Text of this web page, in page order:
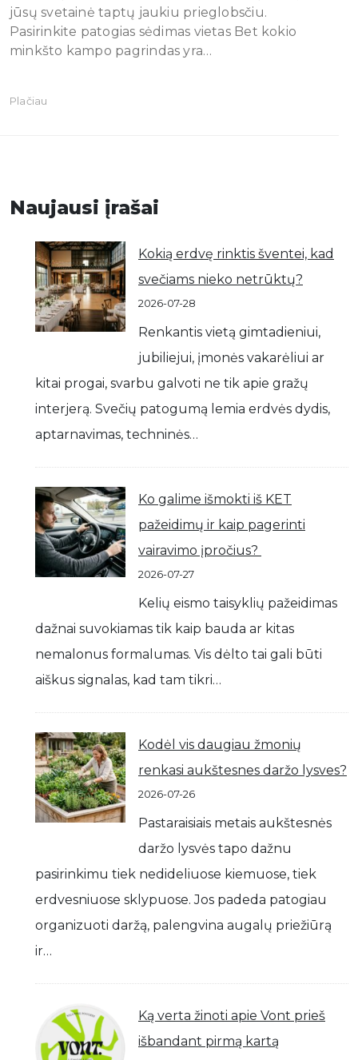
jūsų svetainė taptų jaukiu prieglobsčiu.
Pasirinkite patogias sėdimas vietas Bet kokio
minkšto kampo pagrindas yra…
Plačiau
Naujausi įrašai
Kokią erdvę rinktis šventei, kad
svečiams nieko netrūktų?
2026-07-28
Renkantis vietą gimtadieniui,
jubiliejui, įmonės vakarėliui ar
kitai progai, svarbu galvoti ne tik apie gražų
interjerą. Svečių patogumą lemia erdvės dydis,
aptarnavimas, techninės…
Ko galime išmokti iš KET
pažeidimų ir kaip pagerinti
vairavimo įpročius?
2026-07-27
Kelių eismo taisyklių pažeidimas
dažnai suvokiamas tik kaip bauda ar kitas
nemalonus formalumas. Vis dėlto tai gali būti
aiškus signalas, kad tam tikri…
Kodėl vis daugiau žmonių
renkasi aukštesnes daržo lysves?
2026-07-26
Pastaraisiais metais aukštesnės
daržo lysvės tapo dažnu
pasirinkimu tiek nedideliuose kiemuose, tiek
erdvesniuose sklypuose. Jos padeda patogiau
organizuoti daržą, palengvina augalų priežiūrą
ir…
Ką verta žinoti apie Vont prieš
išbandant pirmą kartą